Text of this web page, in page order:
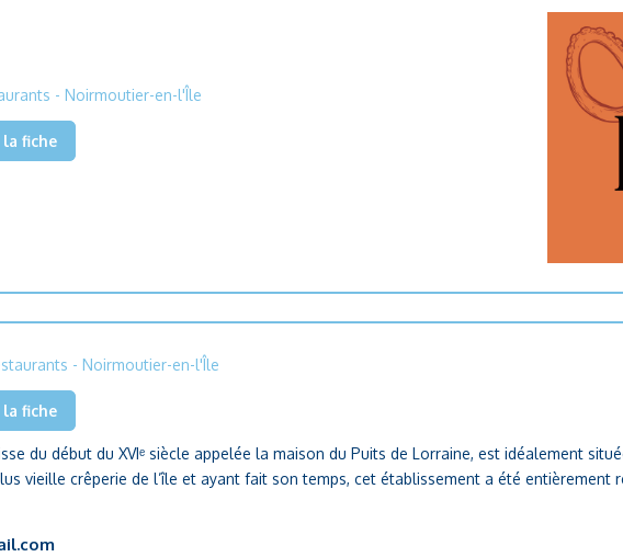
- Noirmoutier-en-l'Île
fiche
- Noirmoutier-en-l'Île
fiche
du début du XVIᵉ siècle appelée la maison du Puits de Lorraine, est idéalement
vieille crêperie de l’île et ayant fait son temps, cet établissement a été entièrement